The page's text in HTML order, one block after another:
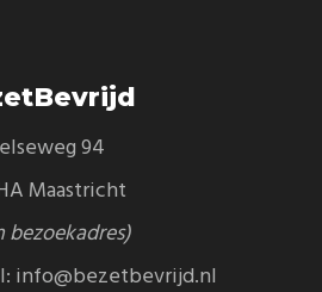
94
Maastricht
bezoekadres)
info@bezetbevrijd.nl